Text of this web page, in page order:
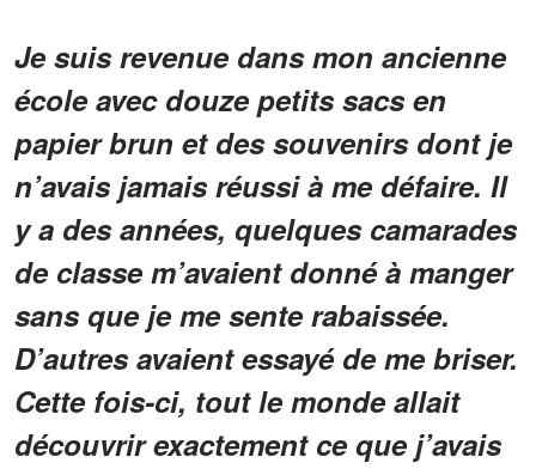
Je suis revenue dans mon ancienne
école avec douze petits sacs en
papier brun et des souvenirs dont je
n’avais jamais réussi à me défaire. Il
y a des années, quelques camarades
de classe m’avaient donné à manger
sans que je me sente rabaissée.
D’autres avaient essayé de me briser.
Cette fois-ci, tout le monde allait
découvrir exactement ce que j’avais